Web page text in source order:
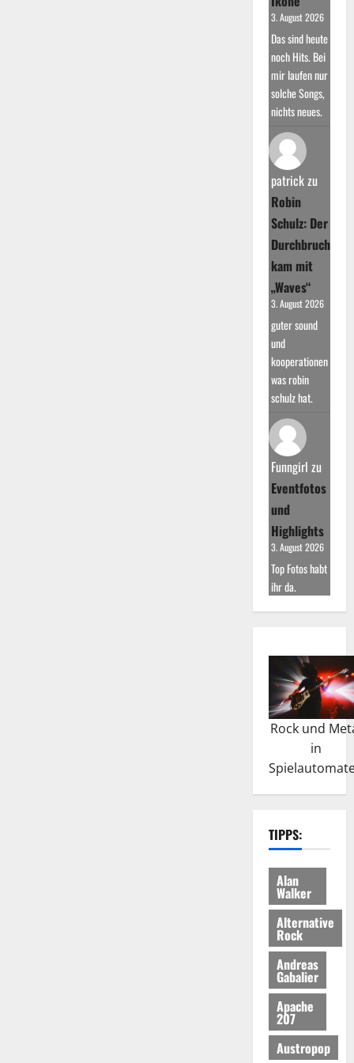
3. August 2026
Das sind heute
noch Hits. Bei
mir laufen nur
solche Songs,
nichts neues.
patrickzu
Robin
Schulz: Der
Durchbruch
kam mit
„Waves“
3. August 2026
guter sound
und
kooperationen
was robin
schulz hat.
Funngirl zu
Eventfotos
und
Highlights
3. August 2026
Top Fotos habt
ihr da.
Rock und
in
TIPPS:
Alan
Walker
Alternative
Rock
Andreas
Gabalier
Apache
207
Austropop